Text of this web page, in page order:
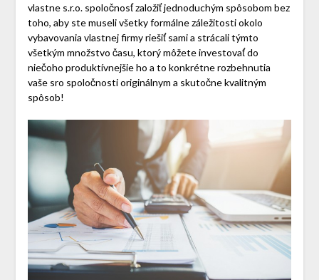
vlastne s.r.o. spoločnosť založiť jednoduchým spôsobom bez
toho, aby ste museli všetky formálne záležitosti okolo
vybavovania vlastnej firmy riešiť sami a strácali týmto
všetkým množstvo času, ktorý môžete investovať do
niečoho produktívnejšie ho a to konkrétne rozbehnutia
vaše sro spoločnosti originálnym a skutočne kvalitným
spôsob!